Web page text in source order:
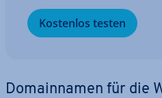
Kostenlos testen
Do­main­na­men für die